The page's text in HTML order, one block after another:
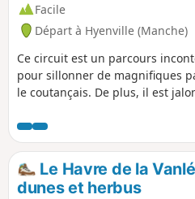
Facile
Départ à Hyenville (Manche)
Ce circuit est un parcours
pour sillonner de magnifiques
le coutançais. De plus, il est
privés), montrant l'importance de
commune autrefois. Au XIXe
connu une forte activité
plusieurs industries (four à
Le Havre de la
dunes et herbus